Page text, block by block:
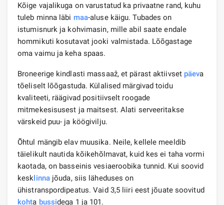
Kõige vajalikuga on varustatud ka privaatne rand, kuhu
tuleb minna läbi maa-aluse käigu. Tubades on
istumisnurk ja kohvimasin, mille abil saate endale
hommikuti kosutavat jooki valmistada. Lõõgastage
oma vaimu ja keha spaas.
Broneerige kindlasti massaaž, et pärast aktiivset päeva
tõeliselt lõõgastuda. Külalised märgivad toidu
kvaliteeti, räägivad positiivselt roogade
mitmekesisusest ja maitsest. Alati serveeritakse
värskeid puu- ja köögivilju.
Õhtul mängib elav muusika. Neile, kellele meeldib
täielikult nautida kõikehõlmavat, kuid kes ei taha vormi
kaotada, on basseinis vesiaeroobika tunnid. Kui soovid
kesklinnajõuda, siis läheduses on
ühistranspordipeatus. Vaid 3,5 liiri eest jõuate soovitud
kohta bussidega 1 ja 101.